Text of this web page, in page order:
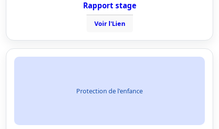
Rapport stage
Voir l'Lien
Protection de l'enfance